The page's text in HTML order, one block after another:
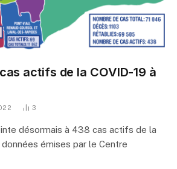
actifs de la COVID-19 à
3
désormais à 438 cas actifs de la
émises par le Centre